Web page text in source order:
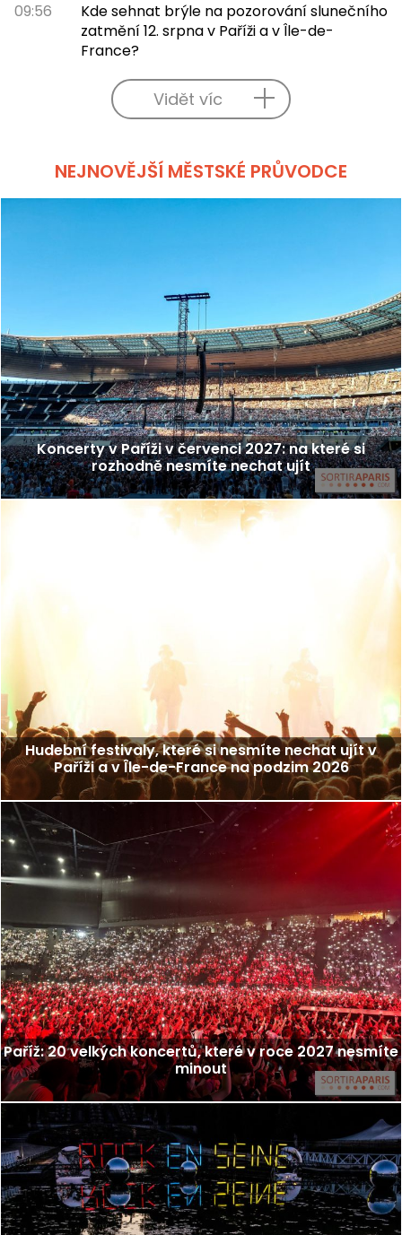
09:56
Kde sehnat brýle na pozorování slunečního
zatmění 12. srpna v Paříži a v Île-de-
France?
Vidět víc
NEJNOVĚJŠÍ MĚSTSKÉ PRŮVODCE
Koncerty v Paříži v červenci 2027: na které si
rozhodně nesmíte nechat ujít
Hudební festivaly, které si nesmíte nechat ujít v
Paříži a v Île-de-France na podzim 2026
Paříž: 20 velkých koncertů, které v roce 2027 nesmíte
minout